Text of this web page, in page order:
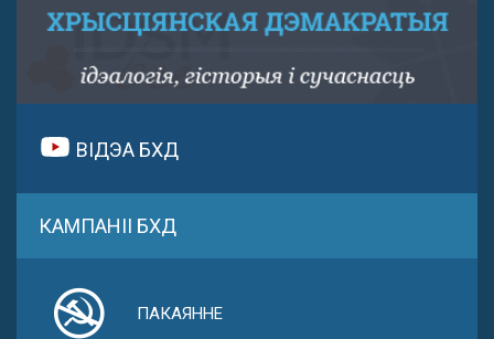
ВІДЭА БХД
КАМПАНІІ БХД
ПАКАЯННЕ